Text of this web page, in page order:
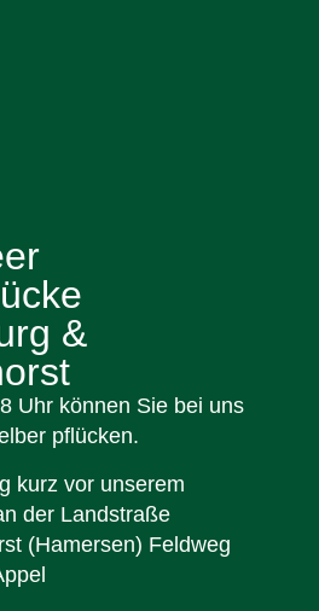
&
Uhr können Sie bei uns
pflücken.
kurz vor unserem
der Landstraße
(Hamersen) Feldweg